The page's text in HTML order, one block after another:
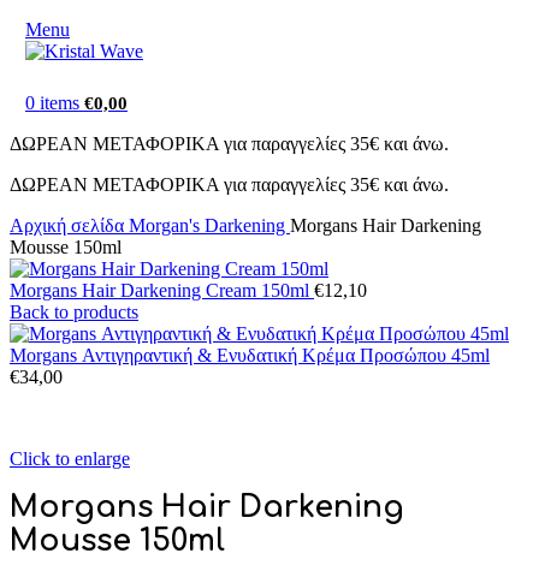
Menu
0 items €0,00
ΔΩΡΕΑΝ ΜΕΤΑΦΟΡΙΚΑ για παραγγελίες 35€ και άνω.
ΔΩΡΕΑΝ ΜΕΤΑΦΟΡΙΚΑ για παραγγελίες 35€ και άνω.
Αρχική σελίδα Morgan's Darkening Morgans Hair Darkening
Mousse 150ml
Morgans Hair Darkening Cream 150ml €12,10
Back to products
Morgans Αντιγηραντική & Ενυδατική Κρέμα Προσώπου 45ml
€34,00
Click to enlarge
Morgans Hair Darkening
Mousse 150ml